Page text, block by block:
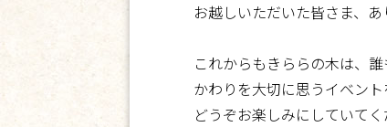
お越しいただいた皆さま、あ
これからもきららの木は、
かわりを大切に思うイベント
どうぞお楽しみにしていて